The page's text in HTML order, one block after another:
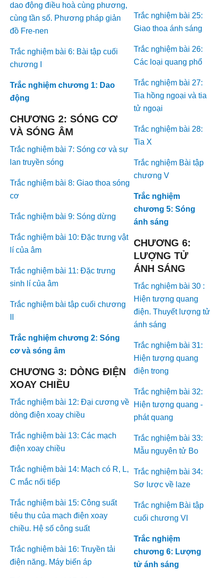
dao động điều hoà cùng phương,
cùng tần số. Phương pháp giản
đồ Fre-nen
Trắc nghiệm bài 6: Bài tập cuối
chương I
Trắc nghiệm chương 1: Dao
động
CHƯƠNG 2: SÓNG CƠ
VÀ SÓNG ÂM
Trắc nghiệm bài 7: Sóng cơ và sự
lan truyền sóng
Trắc nghiệm bài 8: Giao thoa sóng
cơ
Trắc nghiệm bài 9: Sóng dừng
Trắc nghiệm bài 10: Đặc trưng vật
lí của âm
Trắc nghiệm bài 11: Đặc trưng
sinh lí của âm
Trắc nghiệm bài tập cuối chương
Trắc nghiệm chương 2: Sóng
cơ và sóng âm
CHƯƠNG 3: DÒNG ĐIỆN
XOAY CHIỀU
Trắc nghiệm bài 12: Đại cương về
dòng điện xoay chiều
Trắc nghiệm bài 13: Các mạch
điện xoay chiều
Trắc nghiệm bài 14: Mạch có R, L,
C mắc nối tiếp
Trắc nghiệm bài 15: Công suất
tiêu thụ của mạch điện xoay
chiều. Hệ số công suất
Trắc nghiệm bài 16: Truyền tải
điện năng. Máy biến áp
Trắc nghiệm bài 25:
Giao thoa ánh sáng
Trắc nghiệm bài 26:
Các loại quang phổ
Trắc nghiệm bài 27:
Tia hồng ngoại và tia
tử ngoại
Trắc nghiệm bài 28:
Tia X
Trắc nghiệm Bài tập
chương V
Trắc nghiệm
chương 5: Sóng
ánh sáng
CHƯƠNG 6:
LƯỢNG TỬ
ÁNH SÁNG
Trắc nghiệm bài 30 :
Hiện tượng quang
điện. Thuyết lượng tử
ánh sáng
Trắc nghiệm bài 31:
Hiện tượng quang
điện trong
Trắc nghiệm bài 32:
Hiện tượng quang -
phát quang
Trắc nghiệm bài 33:
Mẫu nguyên tử Bo
Trắc nghiệm bài 34:
Sơ lược về laze
Trắc nghiệm Bài tập
cuối chương VI
Trắc nghiệm
chương 6: Lượng
tử ánh sáng